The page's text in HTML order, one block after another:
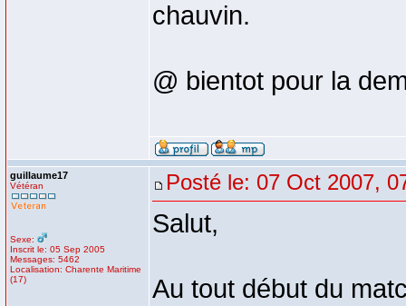
chauvin.
@ bientot pour la
guillaume17
Vétéran
Sexe:
Inscrit le: 05 Sep 2005
Messages: 5462
Localisation: Charente Maritime
(17)
Posté le: 07 Oct 2007,
Salut,
Au tout début du